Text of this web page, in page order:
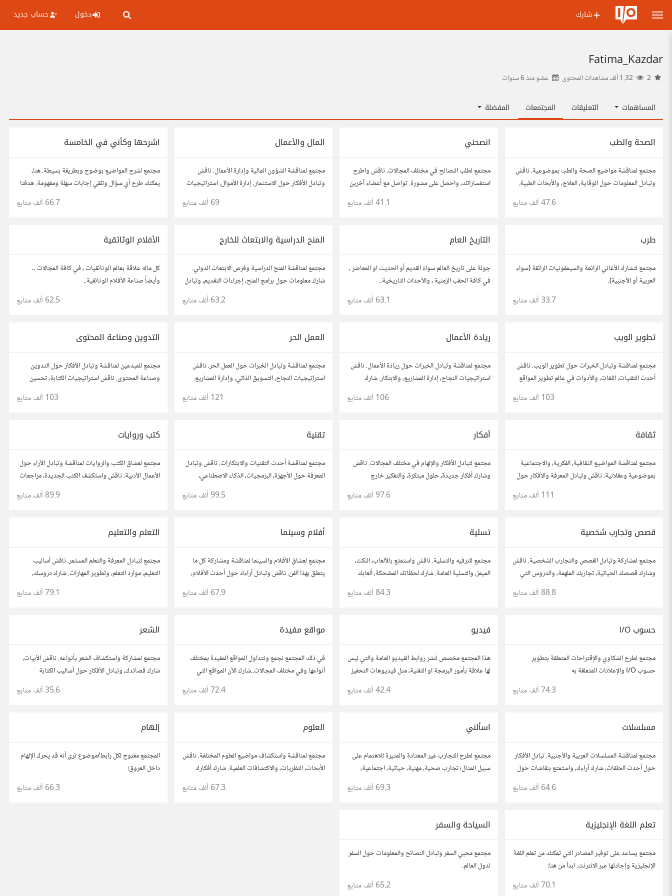
شارك دخول حساب جديد
Fatima_Kazdar
عضو منذ6 سنوات
المساهمات التعليقات المجتمعات المفضلة
الصحة والطب
مجتمع لمناقشة مواضيع الصحة والطب بموضوعية. ناقش
وتبادل المعلومات حول الوقاية، العلاج، والأبحاث الطبية.
شارك مقالاتك، نصائحك، وأسئلتك، وتواصل مع أشخاص
47.6 ألف متابع
انصحني
مجتمع لطلب النصائح في مختلف المجالات. ناقش واطرح
استفساراتك، واحصل على مشورة. تواصل مع أعضاء آخرين
للحصول على أفكار وحلول تساعدك في اتخاذ قراراتك.
41.1 ألف متابع
المال والأعمال
مجتمع لمناقشة الشؤون المالية وإدارة الأعمال. ناقش
وتبادل الأفكار حول الاستثمار، إدارة الأموال، استراتيجيات
النمو، وتحليل الأسواق. شارك نصائحك، تجاربك، وأسئلتك،
69 ألف متابع
اشرحها وكأني في الخامسة
مجتمع لشرح المواضيع بوضوح وبطريقة بسيطة. هنا،
يمكنك طرح أي سؤال وتلقي إجابات سهلة ومفهومة. هدفنا
هو تبسيط المعلومات لتكون سهلة على الجميع، تمامًا كما لو
66.7 ألف متابع
طرب
مجتمع لتشارك الأغاني الرائعة والسيمفونيات الرائقة (سواء
العربية أو الأجنبية).
33.7 ألف متابع
التاريخ العام
جولة على تاريخ العالم سواءً القديم أو الحديث او المعاصر ،
في كافة الحقب الزمنية ، والأحداث التاريخية..
63.1 ألف متابع
المنح الدراسية والابتعاث للخارج
مجتمع لمناقشة المنح الدراسية وفرص الابتعاث الدولي.
شارك معلومات حول برامج المنح، إجراءات التقديم، وتبادل
نصائح حول الدراسة في الخارج. استفد من تجارب الآخرين
63.2 ألف متابع
الأفلام الوثائقية
كل ماله علاقة بعالم الوثائقيات ، في كافة المجالات ..
وأيضاً صناعة الأفلام الوثائقية..
62.5 ألف متابع
تطوير الويب
مجتمع لمناقشة وتبادل الخبرات حول تطوير الويب. ناقش
أحدث التقنيات، اللغات، والأدوات في عالم تطوير المواقع
والتطبيقات. شارك مشاريعك، اسأل عن نصائح، وتعاون مع
103 ألف متابع
ريادة الأعمال
مجتمع لمناقشة وتبادل الخبرات حول ريادة الأعمال. ناقش
استراتيجيات النجاح، إدارة المشاريع، والابتكار. شارك
أفكارك، قصص نجاحك، وأسئلتك، وتواصل مع رواد أعمال
106 ألف متابع
العمل الحر
مجتمع لمناقشة وتبادل الخبرات حول العمل الحر. ناقش
استراتيجيات النجاح، التسويق الذاتي، وإدارة المشاريع.
شارك قصصك، نصائحك، وأسئلتك، وتواصل مع محترفين
121 ألف متابع
التدوين وصناعة المحتوى
مجتمع للمبدعين لمناقشة وتبادل الأفكار حول التدوين
وصناعة المحتوى. ناقش استراتيجيات الكتابة، تحسين
محركات البحث، وإنتاج المحتوى المرئي والمسموع. شارك
أفكارك وأسئلتك، وتواصل مع كتّاب ومبدعين آخرين.
103 ألف متابع
ثقافة
مجتمع لمناقشة المواضيع الثقافية، الفكرية، والاجتماعية
بموضوعية وعقلانية. ناقش وتبادل المعرفة والأفكار حول
111 ألف متابع
أفكار
مجتمع لتبادل الأفكار والإلهام في مختلف المجالات. ناقش
وشارك أفكار جديدة، حلول مبتكرة، والتفكير خارج
الصندوق. شارك بمقترحاتك وأسئلتك، وتواصل مع مفكرين
97.6 ألف متابع
تقنية
مجتمع لمناقشة أحدث التقنيات والابتكارات. ناقش وتبادل
المعرفة حول الأجهزة، البرمجيات، الذكاء الاصطناعي،
والأمن السيبراني. شارك أفكارك، نصائحك، وأسئلتك،
99.5 ألف متابع
كتب وروايات
مجتمع لعشاق الكتب والروايات لمناقشة وتبادل الآراء حول
الأعمال الأدبية. ناقش واستكشف الكتب الجديدة، مراجعات
الروايات، ومشاركة توصيات القراءة. شارك أفكارك،
نصائحك، وأسئلتك، وتواصل مع قراء آخرين.89.9 ألف متابع
قصص وتجارب شخصية
مجتمع لمشاركة وتبادل القصص والتجارب الشخصية. ناقش
وشارك قصصك الحياتية، تجاربك الملهمة، والدروس التي
تعلمتها. شارك تجاربك مع الآخرين، واستفد من قصصهم
88.8 ألف متابع
تسلية
مجتمع للترفيه والتسلية. ناقش واستمتع بالألعاب، النكت،
الميمز، والتسلية العامة. شارك لحظاتك المضحكة، ألعابك
المفضلة، وتفاعل مع أعضاء آخرين يبحثون عن المتعة
84.3 ألف متابع
أفلام وسينما
مجتمع لعشاق الأفلام والسينما لمناقشة ومشاركة كل ما
يتعلق بهذا الفن. ناقش وتبادل آراءك حول أحدث الأفلام،
المراجعات، والتوصيات. شارك تحليلاتك، قصصك، واستمتع
بنقاشات حول الأفلام والمخرجين والسيناريوهات.
67.9 ألف متابع
التعلم والتعليم
مجتمع لتبادل المعرفة والتعلم المستمر. ناقش أساليب
التعليم، موارد التعلم، وتطوير المهارات. شارك دروسك،
نصائحك، وأسئلتك، وتواصل مع معلمين وطلاب يسعون
79.1 ألف متابع
حسوب I/O
مجتمع لطرح الشكاوي والإقتراحات المتعلقة بتطوير
حسوب I/O والإعلانات المتعلقة به
74.3 ألف متابع
فيديو
هذا المجتمع مخصص لنشر روابط الفيديو العامة والتي ليس
لها علاقة بأمور البرمجة او التقنية، مثل فيديوهات التحفيز
42.4 ألف متابع
مواقع مفيدة
في ذلك المجتمع نجمع ونتداول المواقع المفيدة بمختلف
أنواعها وفي مختلف المجالات..شارك الآن المواقع التي
أعجبتك أو ترى أنها مفيدة :) رجاء شارك رابط مباشر
72.4 ألف متابع
الشعر
مجتمع لمشاركة واستكشاف الشعر بأنواعه. ناقش الأبيات،
شارك قصائدك، وتبادل الأفكار حول أساليب الكتابة
والشعراء المفضلين. انضم لنتبادل جمال الكلمات والإلهام
35.6 ألف متابع
مسلسلات
مجتمع لمناقشة المسلسلات العربية والأجنبية. تبادل الأفكار
حول أحدث الحلقات، شارك آراءك، واستمتع بنقاشات حول
64.6 ألف متابع
اسألني
مجتمع لطرح التجارب غير المعتادة والمثيرة للاهتمام على
سبيل المثال؛ تجارب صحية، مهنية، حياتية، اجتماعية،
69.3 ألف متابع
العلوم
مجتمع لمناقشة واستكشاف مواضيع العلوم المختلفة. ناقش
الأبحاث، النظريات، والاكتشافات العلمية. شارك أفكارك
وأسئلتك، وتواصل مع مهتمين وعلماء في مختلف
67.3 ألف متابع
إلهام
المجتمع مفتوح لكل رابط/موضوع ترى أنه قد يحرك الإلهام
داخل العروق!
66.3 ألف متابع
تعلم اللغة الإنجليزية
مجتمع يساعد على توفير المصادر التي تمكنك من تعلم اللغة
الإنجليزية وإجادتها عبر الانترنت. ابدأ من هنا:
https://io.hsoub.com/go/53915
70.1 ألف متابع
السياحة والسفر
مجتمع محبي السفر وتبادل النصائح والمعلومات حول السفر
لدول العالم.
65.2 ألف متابع